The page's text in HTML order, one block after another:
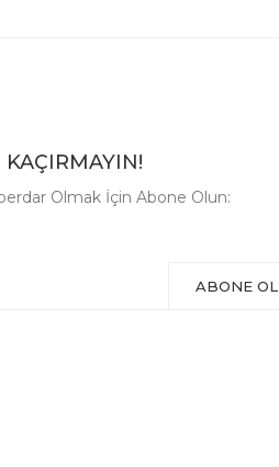
KAÇIRMAYIN!
Olmak İçin Abone Olun:
ABONE OL